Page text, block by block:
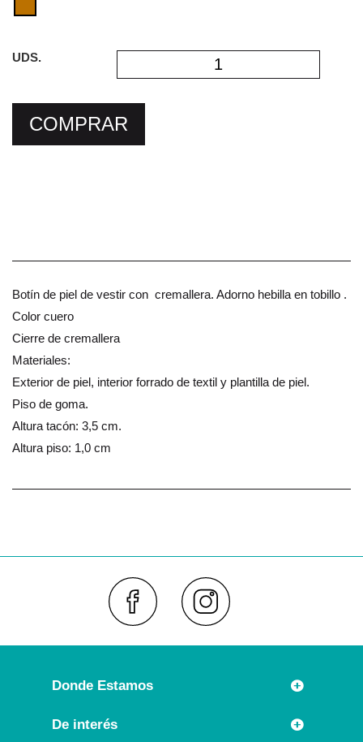
UDS.
COMPRAR
Botín de piel de vestir con cremallera. Adorno hebilla en tobillo .
Color cuero
Cierre de cremallera
Materiales:
Exterior de piel, interior forrado de textil y plantilla de piel.
Piso de goma.
Altura tacón: 3,5 cm.
Altura piso: 1,0 cm
Donde Estamos
Rúa Príncipe 7
De interés